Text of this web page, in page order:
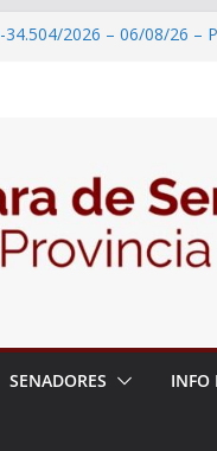
34.504/2026 – 06/08/26 –
34.516/2026 – 06/08/26 –
y Control Vegetal
– 6 de agosto
SENADORES INFO